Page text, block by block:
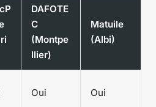
DAFOTE
C
(Montpe
llier)
Matuile
(Albi)
Oui Oui